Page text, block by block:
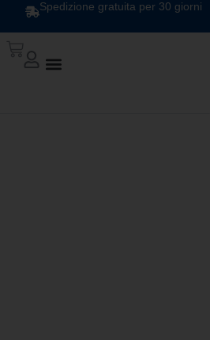
Spedizione gratuita per 30 giorni